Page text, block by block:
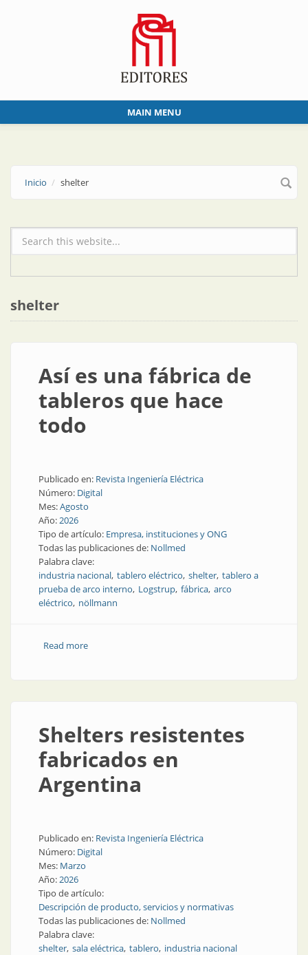
MAIN MENU
Inicio shelter
Formulario de búsqueda
shelter
Así es una fábrica de
tableros que hace
todo
Publicado en: Revista Ingeniería Eléctrica
Número: Digital
Mes:Agosto
Año:2026
Tipo de artículo: Empresa, instituciones y ONG
Todas las publicaciones de: Nollmed
Palabra clave:
industria nacional tablero eléctrico shelter tablero a
prueba de arco interno Logstrup fábrica arco
eléctrico nöllmann
Read moreabout Así es una fábrica de tableros que hace todo
Shelters resistentes
fabricados en
Argentina
Publicado en: Revista Ingeniería Eléctrica
Número: Digital
Mes: Marzo
Año:2026
Tipo de artículo:
Descripción de producto, servicios y normativas
Todas las publicaciones de: Nollmed
Palabra clave:
shelter sala eléctrica tablero industria nacional